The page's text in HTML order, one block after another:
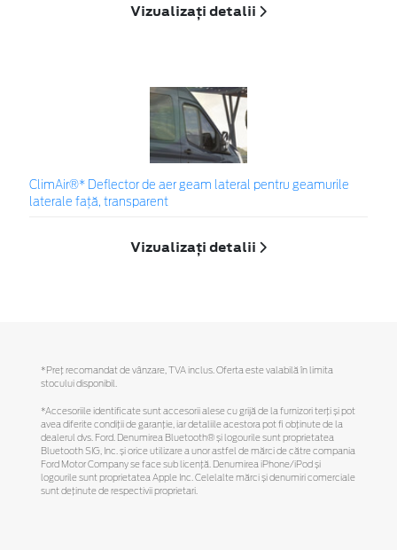
Vizualizați detalii
ClimAir®* Deflector de aer geam lateral pentru geamurile
laterale faţă, transparent
Vizualizați detalii
*Preţ recomandat de vânzare, TVA inclus. Oferta este valabilă în limita
stocului disponibil.
*Accesoriile identificate sunt accesorii alese cu grijă de la furnizori terți și pot
avea diferite condiții de garanție, iar detaliile acestora pot fi obținute de la
dealerul dvs. Ford. Denumirea Bluetooth® și logourile sunt proprietatea
Bluetooth SIG, Inc. și orice utilizare a unor astfel de mărci de către compania
Ford Motor Company se face sub licență. Denumirea iPhone/iPod și
logourile sunt proprietatea Apple Inc. Celelalte mărci și denumiri comerciale
sunt deținute de respectivii proprietari.